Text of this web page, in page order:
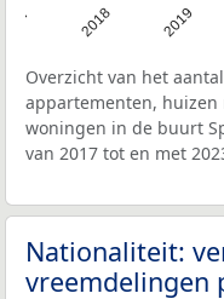
2018 2019
Overzicht van het
appartementen, huizen
woningen in de buurt
van 2017 tot en met
Nationaliteit:
vreemdelingen